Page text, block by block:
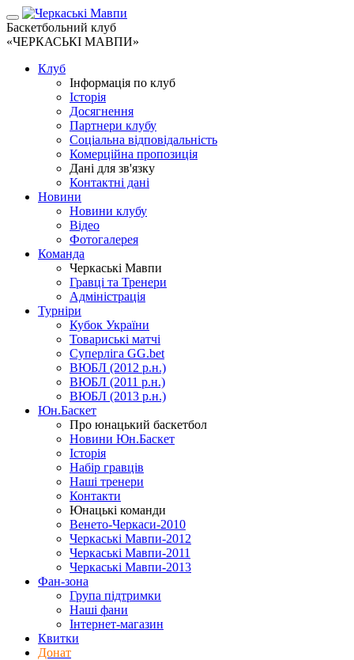
Баскетбольний клуб
«ЧЕРКАСЬКІ МАВПИ»
Клуб
Інформація по клуб
Історія
Досягнення
Партнери клубу
Соціальна відповідальність
Комерційна пропозиція
Дані для зв'язку
Контактні дані
Новини
Новини клубу
Відео
Фотогалерея
Команда
Черкаські Мавпи
Гравці та Тренери
Адміністрація
Турніри
Кубок України
Товариські матчі
Суперліга GG.bet
ВЮБЛ (2012 р.н.)
ВЮБЛ (2011 р.н.)
ВЮБЛ (2013 р.н.)
Юн.Баскет
Про юнацький баскетбол
Новини Юн.Баскет
Історія
Набір гравців
Наші тренери
Контакти
Юнацькі команди
Венето-Черкаси-2010
Черкаські Мавпи-2012
Черкаські Мавпи-2011
Черкаські Мавпи-2013
Фан-зона
Група підтримки
Наші фани
Інтернет-магазин
Квитки
Донат